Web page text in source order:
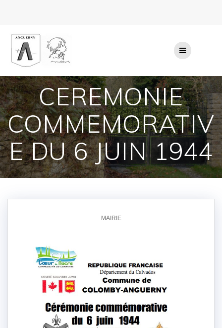
CEREMONIE
COMMEMORATIV
E DU 6 JUIN 1944
MAIRIE